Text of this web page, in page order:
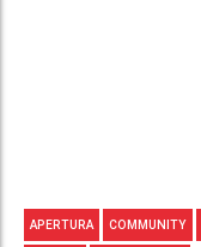
APERTURA COMMUNITY